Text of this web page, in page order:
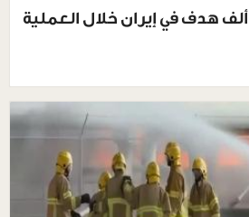
هاجمنا أكثر من 13 ألف هدف في إيران خلال العملية